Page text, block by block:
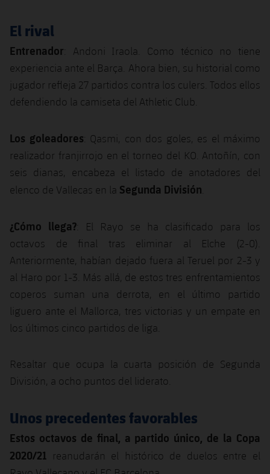
Palmarés
Femenino
Jugadores
Calendario
Clasificaciones
plusicon
más
Actualidad
Jugadores
Resultados
Clasificaciones
Hockey hierba
Noticias
Hockey Hierba Femenino
Patinaje artístico
plusicon
Plantilla
Rugby
plusicon
más
Actualidad
Calendario
Resultados
Clasificaciones
Fotos
Voleibol
plusicon
más
Voleibol masculino
Voleibol femenino
Apúntate a las amateurs
plusicon
más
Carnet de las Secciones Amateurs
PLUSICON
MÁS
League of Legends
VALORANT Rising
El rival
Entrenador: Andoni Iraola. Como técnico no tiene
experiencia ante el Barça. Ahora bien, su historial como
jugador refleja 27 partidos contra los culers. Todos ellos
defendiendo la camiseta del Athletic Club.
Los goleadores: Qasmi, con dos goles, es el máximo
realizador franjirrojo en el torneo del KO. Antoñín, con
seis dianas, encabeza el listado de anotadores del
elenco de Vallecas en la Segunda División
¿Cómo llega?: El Rayo se ha clasificado para los
octavos de final tras eliminar al Elche (2-0).
Anteriormente, habían dejado fuera al Teruel por 2-3 y
al Haro por 1-3. Más allá, de estos tres enfrentamientos
coperos suman una derrota, en el último partido
liguero ante el Mallorca, tres victorias y un empate en
los últimos cinco partidos de liga.
Resaltar que ocupa la cuarta posición de Segunda
División, a ocho puntos del liderato.
Unos precedentes favorables
Estos octavos de final, a partido único, de la Copa
2020/21 reanudarán el histórico de duelos entre el